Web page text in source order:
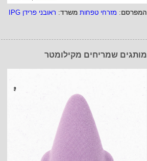
המפרסם: מזרחי טפחות משרד: ראובני פרידן IPG
מותגים שמריחים מקילומטר